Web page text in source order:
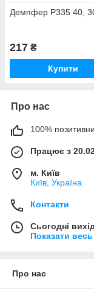
Демпфер P335 40,
217 ₴
Купити
Про нас
100%
Працює з
м. Київ
Київ, Україна
Контакти
Сьогодні
Показати
Про нас